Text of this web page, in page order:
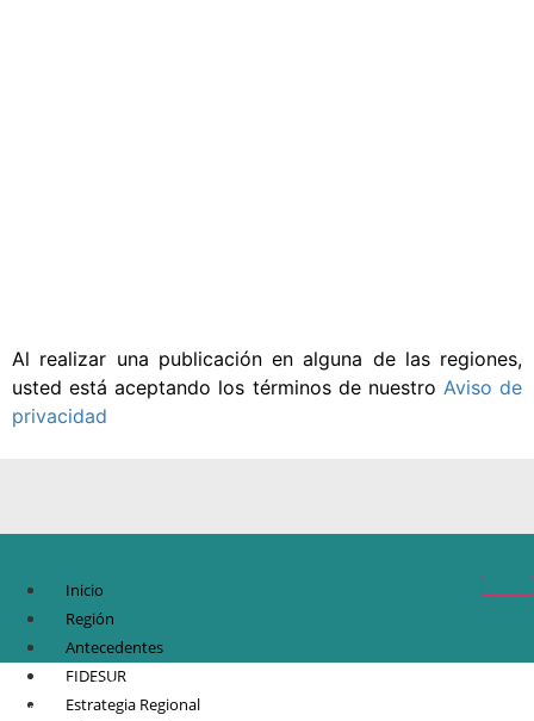
Al realizar una publicación en alguna de las regiones,
usted está aceptando los términos de nuestro Aviso de
privacidad
Inicio
Región
Antecedentes
FIDESUR
Estrategia Regional
© Copyright 2021.
Sureste.